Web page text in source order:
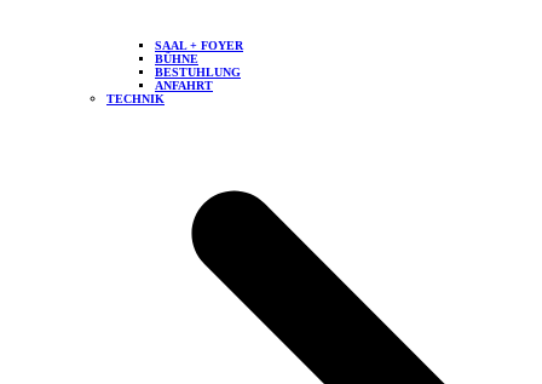
SAAL + FOYER
BÜHNE
BESTUHLUNG
ANFAHRT
TECHNIK